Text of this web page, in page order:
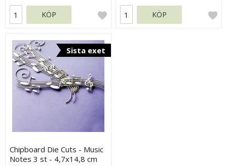
KÖP KÖP
Sista exet
Chipboard Die Cuts - Music
Notes 3 st - 4,7x14,8 cm